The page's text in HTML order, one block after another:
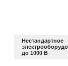
Нестандартное
до 1000 В